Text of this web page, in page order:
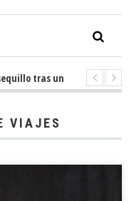
tras una jornada de
VIAJES